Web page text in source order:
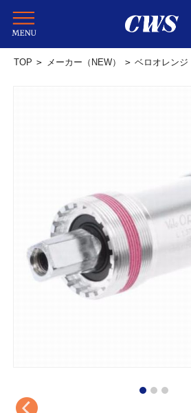
TOP > メーカー（NEW） > ベロオレンジ